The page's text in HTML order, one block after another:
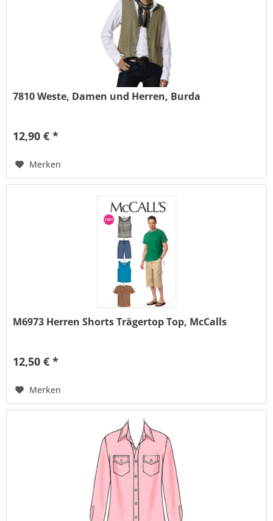
7810 Weste, Damen und Herren, Burda
12,90 € *
Merken
M6973 Herren Shorts Trägertop Top, McCalls
12,50 € *
Merken